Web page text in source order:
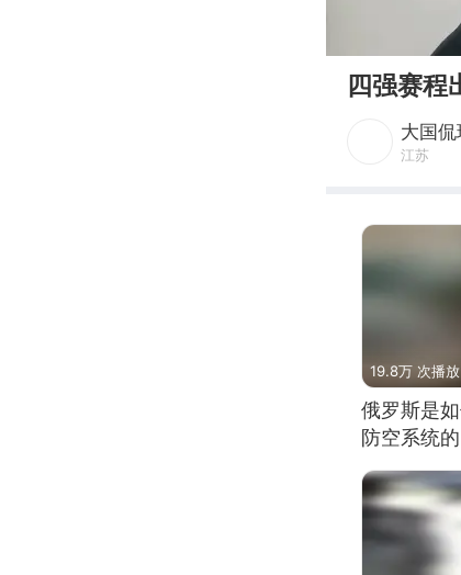
四强赛程
大国侃
江苏
19.8万 次播放
俄罗斯是
防空系统的